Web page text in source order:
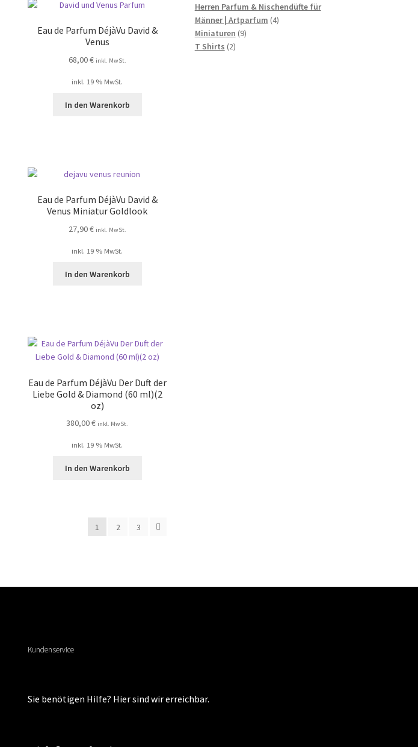
Eau de Parfum DéjàVu David &
Venus
68,00€ inkl. MwSt.
inkl. 19 % MwSt.
In den Warenkorb
Eau de Parfum DéjàVu David &
Venus Miniatur Goldlook
27,90€ inkl. MwSt.
inkl. 19 % MwSt.
In den Warenkorb
Eau de Parfum DéjàVu Der Duft der
Liebe Gold & Diamond (60 ml)(2
oz)
380,00€ inkl. MwSt.
inkl. 19 % MwSt.
In den Warenkorb
1 2 3
Produkte
Herren Parfum & Nischendüfte für
Männer | Artparfum 44
Miniaturen 99
T Shirts 22
Kundenservice
Sie benötigen Hilfe? Hier sind wir erreichbar.